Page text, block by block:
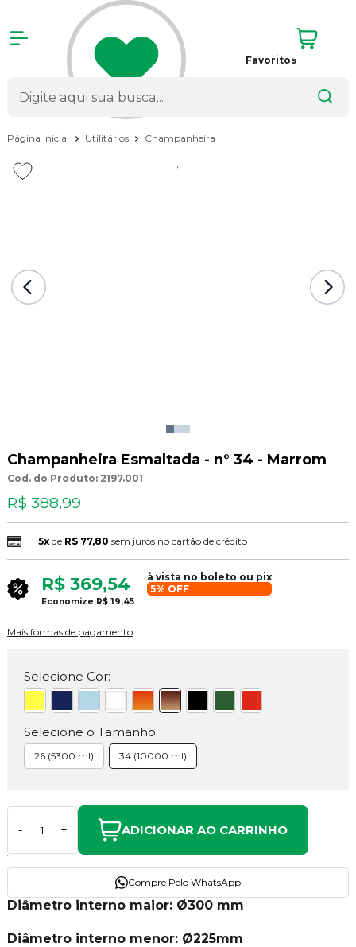
Favoritos
Página Inicial Utilitários Champanheira
Champanheira Esmaltada - n° 34 - Marrom
Cod. do Produto: 2197.001
R$ 388,99
5xde R$ 77,80 sem juros no cartão de crédito
R$ 369,54
à vista no boleto ou pix
5% OFF
Economize R$ 19,45
Mais formas de pagamento
Selecione Cor:
Selecione o Tamanho:
26 (5300 ml) 34 (10000 ml)
- + ADICIONAR AO CARRINHO
Compre Pelo WhatsApp
Diâmetro interno maior: Ø300 mm
Diâmetro interno menor: Ø225mm